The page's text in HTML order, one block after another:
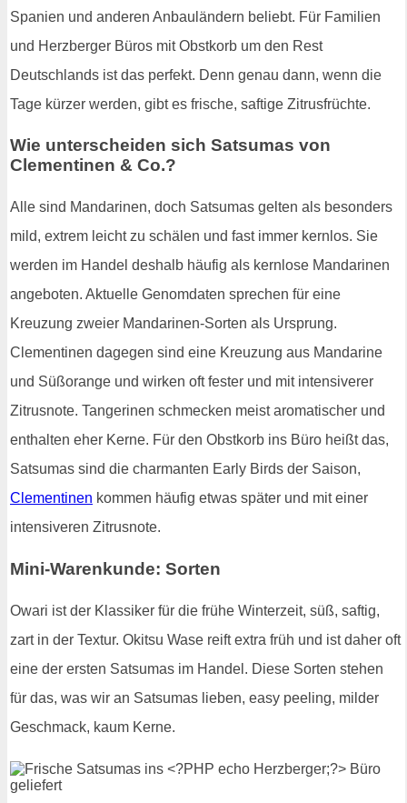
Spanien und anderen Anbauländern beliebt. Für Familien
und Herzberger Büros mit Obstkorb um den Rest
Deutschlands ist das perfekt. Denn genau dann, wenn die
Tage kürzer werden, gibt es frische, saftige Zitrusfrüchte.
Wie unterscheiden sich Satsumas von
Clementinen & Co.?
Alle sind Mandarinen, doch Satsumas gelten als besonders
mild, extrem leicht zu schälen und fast immer kernlos. Sie
werden im Handel deshalb häufig als kernlose Mandarinen
angeboten. Aktuelle Genomdaten sprechen für eine
Kreuzung zweier Mandarinen-Sorten als Ursprung.
Clementinen dagegen sind eine Kreuzung aus Mandarine
und Süßorange und wirken oft fester und mit intensiverer
Zitrusnote. Tangerinen schmecken meist aromatischer und
enthalten eher Kerne. Für den Obstkorb ins Büro heißt das,
Satsumas sind die charmanten Early Birds der Saison,
Clementinen kommen häufig etwas später und mit einer
intensiveren Zitrusnote.
Mini-Warenkunde: Sorten
Owari ist der Klassiker für die frühe Winterzeit, süß, saftig,
zart in der Textur. Okitsu Wase reift extra früh und ist daher oft
eine der ersten Satsumas im Handel. Diese Sorten stehen
für das, was wir an Satsumas lieben, easy peeling, milder
Geschmack, kaum Kerne.